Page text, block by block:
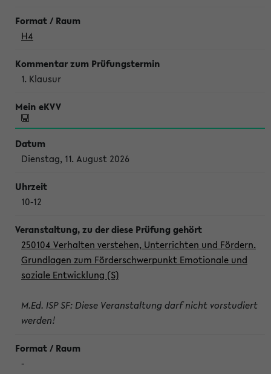
H4
1. Klausur
Dienstag, 11. August 2026
10-12
250104 Verhalten verstehen, Unterrichten und Fördern.
Grundlagen zum Förderschwerpunkt Emotionale und
soziale Entwicklung (S)
M.Ed. ISP SF: Diese Veranstaltung darf nicht vorstudiert
werden!
-